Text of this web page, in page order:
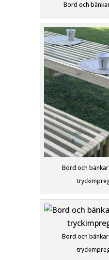
Bord och
Bord och
Bord och